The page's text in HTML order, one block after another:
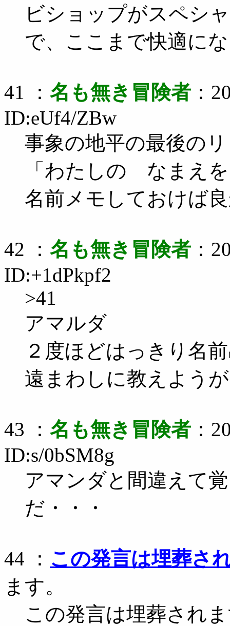
ビショップがスペシ
で、ここまで快適に
41 ： 名も無き冒険者 ：
ID:eUf4/ZBw
事象の地平の最後の
「わたしの なまえ
名前メモしておけば
42 ： 名も無き冒険者 ：
ID:+1dPkpf2
>41
アマルダ
２度ほどはっきり名
遠まわしに教えよう
43 ： 名も無き冒険者 ：
ID:s/0bSM8g
アマンダと間違えて
だ・・・
44 ： この発言は埋葬さ
ます。
この発言は埋葬され